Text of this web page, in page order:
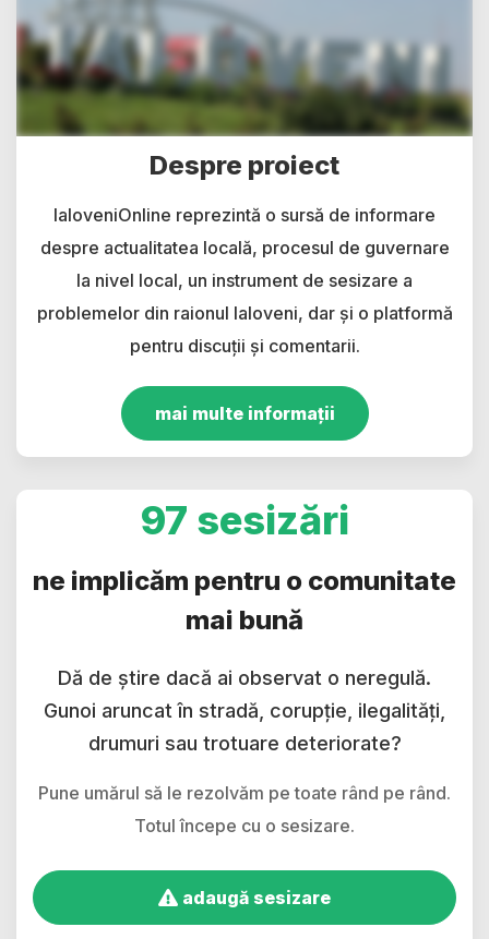
Despre proiect
IaloveniOnline reprezintă o sursă de informare
despre actualitatea locală, procesul de guvernare
la nivel local, un instrument de sesizare a
problemelor din raionul Ialoveni, dar și o platformă
pentru discuții și comentarii.
mai multe informații
97 sesizări
ne implicăm pentru o comunitate
mai bună
Dă de știre dacă ai observat o neregulă.
Gunoi aruncat în stradă, corupție, ilegalități,
drumuri sau trotuare deteriorate?
Pune umărul să le rezolvăm pe toate rând pe rând.
Totul începe cu o sesizare.
adaugă sesizare